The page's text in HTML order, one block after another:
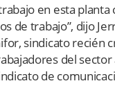
en esta
de trabajo”, dijo
sindicato recién
del
de